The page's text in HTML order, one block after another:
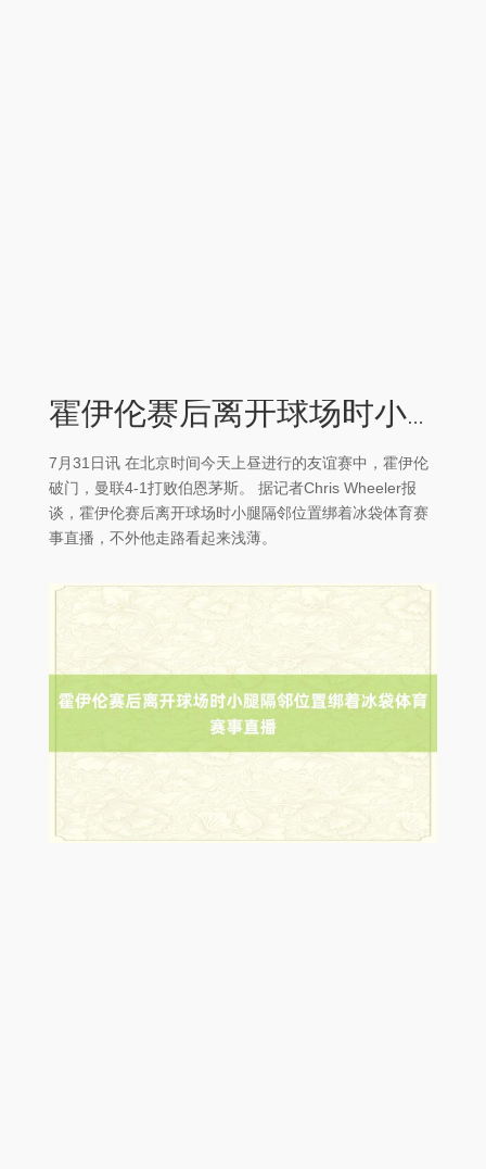
霍伊伦赛后离开球场时小腿隔邻位置绑着冰袋体育赛事直播
7月31日讯 在北京时间今天上昼进行的友谊赛中，霍伊伦
破门，曼联4-1打败伯恩茅斯。 据记者Chris Wheeler报
谈，霍伊伦赛后离开球场时小腿隔邻位置绑着冰袋体育赛
事直播，不外他走路看起来浅薄。